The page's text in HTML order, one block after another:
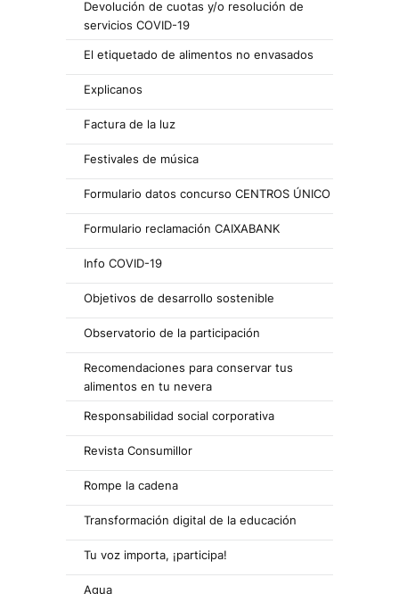
Devolución de cuotas y/o resolución de
servicios COVID-19
El etiquetado de alimentos no envasados
Explicanos
Factura de la luz
Festivales de música
Formulario datos concurso CENTROS ÚNICO
Formulario reclamación CAIXABANK
Info COVID-19
Objetivos de desarrollo sostenible
Observatorio de la participación
Recomendaciones para conservar tus
alimentos en tu nevera
Responsabilidad social corporativa
Revista Consumillor
Rompe la cadena
Transformación digital de la educación
Tu voz importa, ¡participa!
Agua